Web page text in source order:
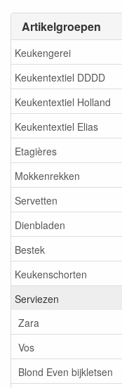
Artikelgroepen
Keukengerei
Keukentextiel DDDD
Keukentextiel Holland
Keukentextiel Elias
Etagières
Mokkenrekken
Servetten
Dienbladen
Bestek
Keukenschorten
Serviezen
Zara
Vos
Blond Even bijkletsen